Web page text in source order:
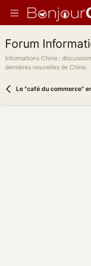
Forum
Informations Chine :
dernières nouvelles de Chine.
Le "café du commerce"